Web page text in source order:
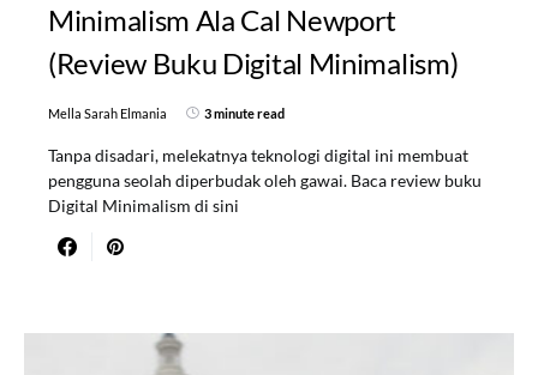
Minimalism Ala Cal Newport
(Review Buku Digital Minimalism)
Mella Sarah Elmania 3 minute read
Tanpa disadari, melekatnya teknologi digital ini membuat
pengguna seolah diperbudak oleh gawai. Baca review buku
Digital Minimalism di sini